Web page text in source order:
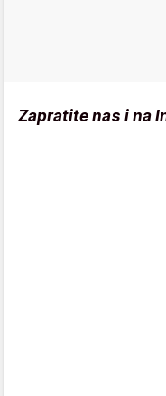
Zapratite nas i na